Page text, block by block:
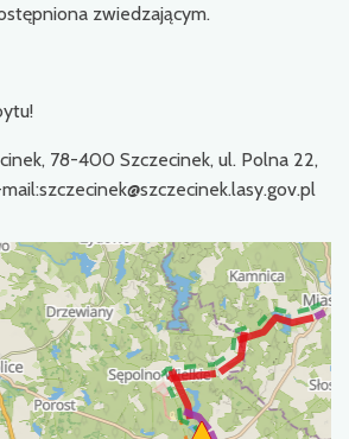
zwiedzającym.
78-400 Szczecinek, ul. Polna 22,